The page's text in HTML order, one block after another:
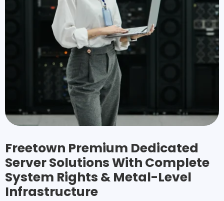
Freetown Premium Dedicated
Server Solutions With Complete
System Rights & Metal-Level
Infrastructure